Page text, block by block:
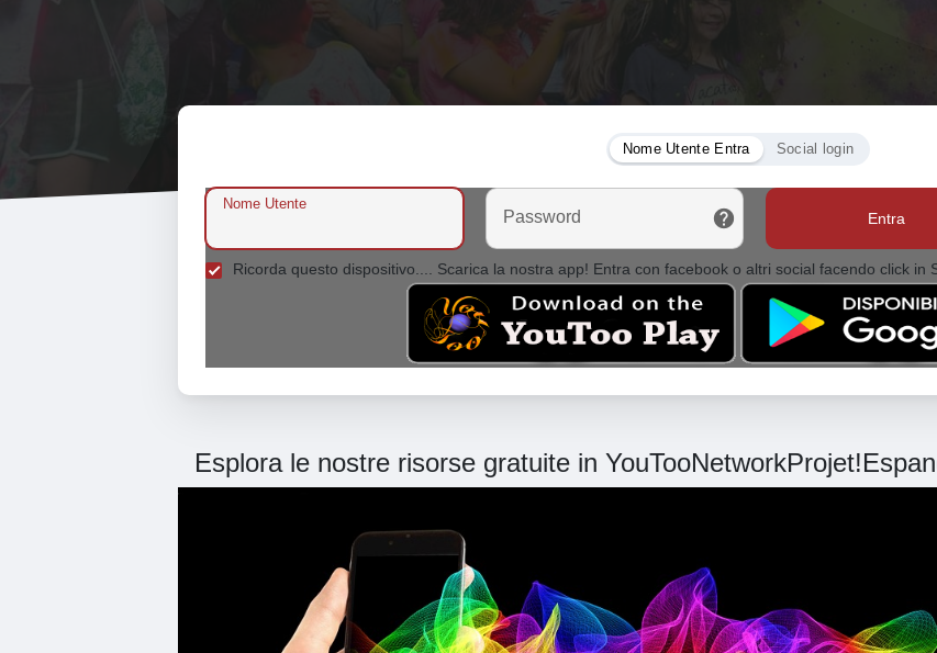
Nome Utente Entra Social login
Nome Utente
Password Entra
Ricorda questo dispositivo.... Scarica la nostra app! Entra con facebook o altri social facendo click in
Esplora le nostre risorse gratuite in YouTooNetworkProjet!